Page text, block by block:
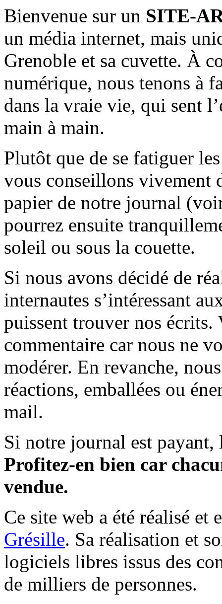
Bienvenue sur un SITE-
un média internet, mais
Grenoble et sa cuvette. À
numérique, nous tenons à
dans la vraie vie, qui sent
main à main.
Plutôt que de se fatiguer
vous conseillons vivement
papier de notre journal
pourrez ensuite
soleil ou sous la couette.
Si nous avons décidé de
internautes s’intéressant
puissent trouver nos écrits.
commentaire car nous ne
modérer. En revanche,
réactions, emballées ou
mail.
Si notre journal est payant,
Profitez-en bien car
vendue.
Ce site web a été réalisé et
Grésille. Sa réalisation et
logiciels libres issus des
de milliers de personnes.